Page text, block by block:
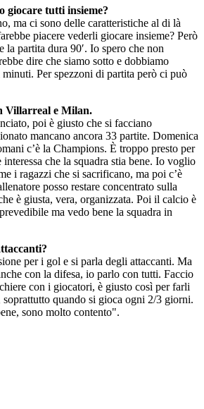
giocare tutti insieme?
ma ci sono delle caratteristiche al di là
piacere vederli giocare insieme? Però
la partita dura 90′. Io spero che non
dire che siamo sotto e dobbiamo
Per spezzoni di partita però ci può
Villarreal e Milan.
poi è giusto che si facciano
mancano ancora 33 partite. Domenica
c’è la Champions. È troppo presto per
interessa che la squadra stia bene. Io voglio
i ragazzi che si sacrificano, ma poi c’è
posso restare concentrato sulla
è giusta, vera, organizzata. Poi il calcio è
ma vedo bene la squadra in
per i gol e si parla degli attaccanti. Ma
con la difesa, io parlo con tutti. Faccio
con i giocatori, è giusto così per farli
quando si gioca ogni 2/3 giorni.
sono molto contento".